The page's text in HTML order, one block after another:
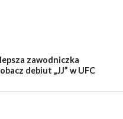
zawodniczka
debiut „JJ” w UFC